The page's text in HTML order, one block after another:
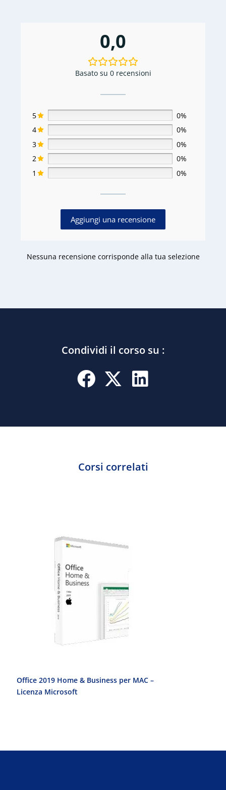
0,0
Basato su 0 recensioni
5
0%
4
0%
3
0%
2
0%
1
0%
Aggiungi una recensione
Nessuna recensione corrisponde alla tua selezione
Condividi il corso su :
Corsi correlati
Office 2019 Home & Business per MAC –
Licenza Microsoft